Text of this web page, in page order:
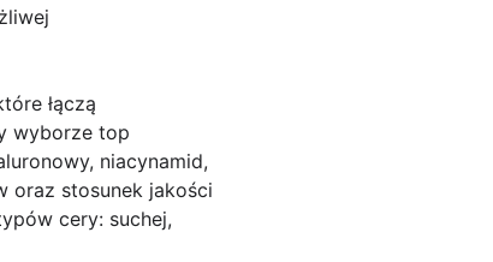
łączą
wyborze top
niacynamid,
oraz stosunek jakości
cery: suchej,